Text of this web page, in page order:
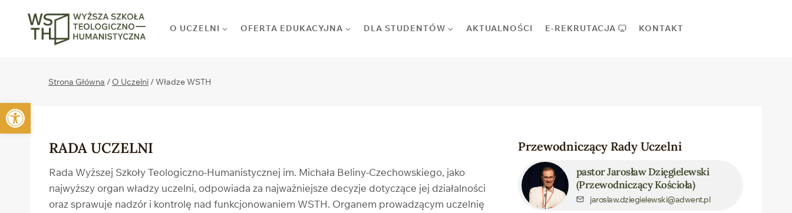
Otwórz pasek narzędzi
O UCZELNI OFERTA EDUKACYJNA DLA STUDENTÓW AKTUALNOŚCI E-REKRUTACJA KONTAKT
Strona Główna / O Uczelni /Władze WSTH
RADA UCZELNI
Rada Wyższej Szkoły Teologiczno-Humanistycznej im. Michała Beliny-Czechowskiego, jako
najwyższy organ władzy uczelni, odpowiada za najważniejsze decyzje dotyczące jej działalności
oraz sprawuje nadzór i kontrolę nad funkcjonowaniem WSTH. Organem prowadzącym uczelnię
Przewodniczący Rady Uczelni
pastor Jarosław Dzięgielewski
(Przewodniczący Kościoła)
jaroslaw.dziegielewski@adwent.pl